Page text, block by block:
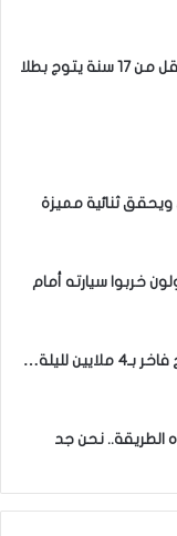
على عرش شمال إفريقيا: المنتخب الوطني لأقل من 17 سنة يتوج بطلا
ثنائية مميزة
خربوا سيارته أمام
زياش يتقاضى 200 مليون شهريا ويقيم بجناح فاخر بـ4 ملايين لليلة…
الطريقة.. نحن جد